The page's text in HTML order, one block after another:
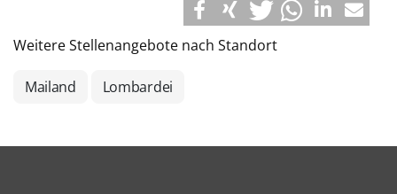
Weitere Stellenangebote nach Standort
Mailand Lombardei